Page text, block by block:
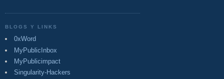
BLOGS Y LINKS
0xWord
MyPublicInbox
MyPublicimpact
Singularity-Hackers